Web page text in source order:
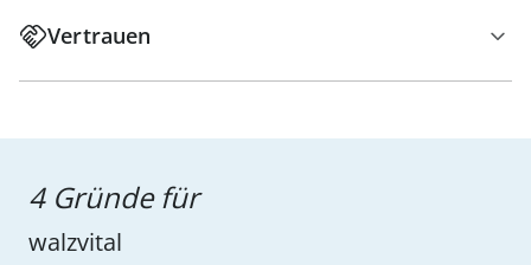
Vertrauen
4 Gründe für
walzvital